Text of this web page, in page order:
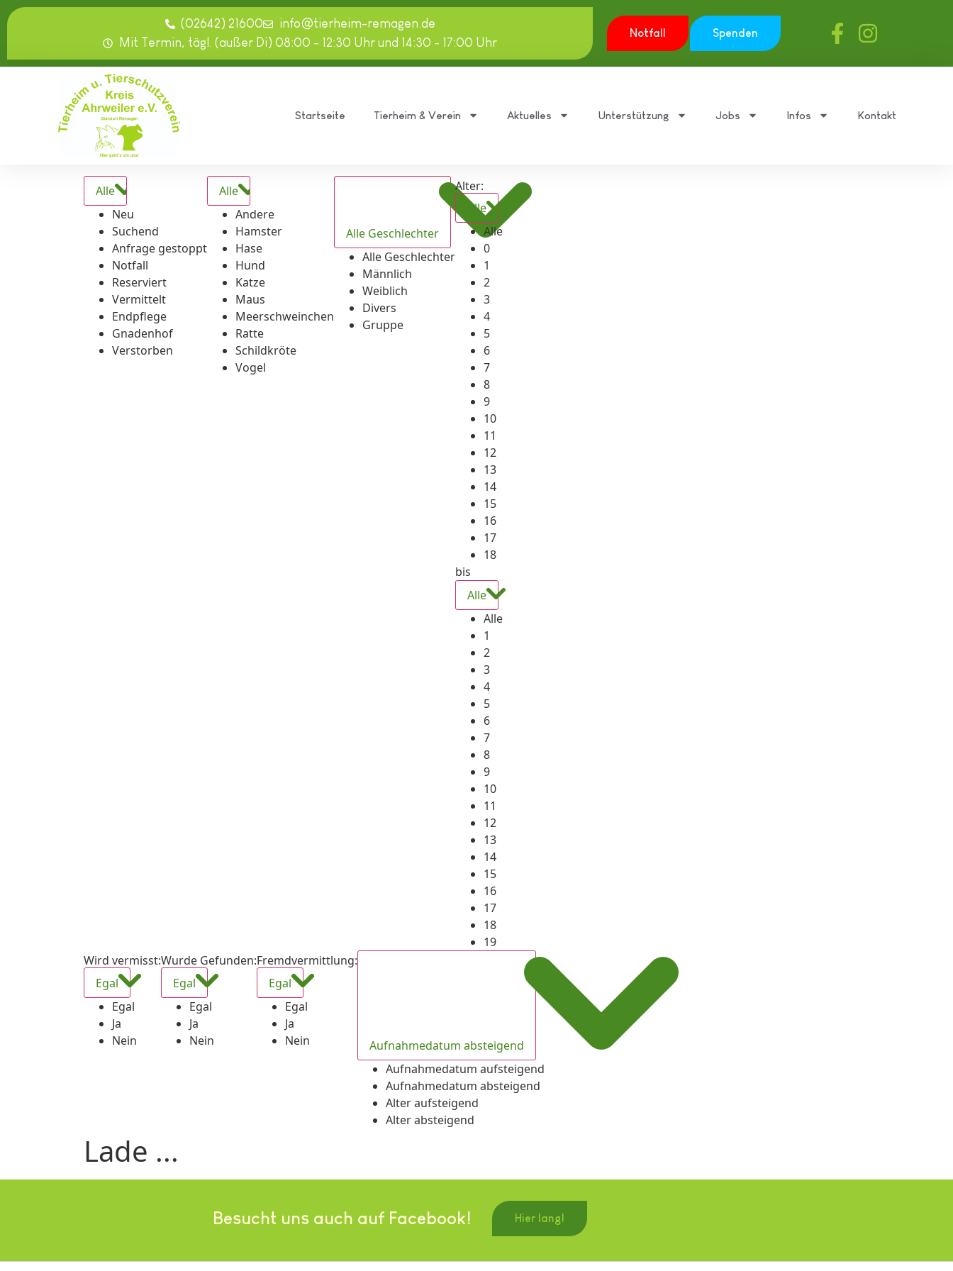
springen
(02642) 21600
info@tierheim-remagen.de
Mit Termin, tägl. (außer Di) 08:00 - 12:30 Uhr und 14:30 - 17:00 Uhr
Notfall Spenden
Startseite Tierheim & Verein Aktuelles Unterstützung Jobs Infos Kontakt
Alle
Neu
Suchend
Anfrage gestoppt
Notfall
Reserviert
Vermittelt
Endpflege
Gnadenhof
Verstorben
Alle
Andere
Hamster
Hase
Hund
Katze
Maus
Meerschweinchen
Ratte
Schildkröte
Vogel
Alle Geschlechter
Alle Geschlechter
Männlich
Weiblich
Divers
Gruppe
Alter:
Alle
Alle
0
1
2
3
4
5
6
7
8
9
10
11
12
13
14
15
16
17
18
bis
Alle
Alle
1
2
3
4
5
6
7
8
9
10
11
12
13
14
15
16
17
18
19
Wird vermisst:
Egal
Egal
Ja
Nein
Wurde Gefunden:
Egal
Egal
Ja
Nein
Fremdvermittlung:
Egal
Egal
Ja
Nein
Aufnahmedatum absteigend
Aufnahmedatum aufsteigend
Aufnahmedatum absteigend
Alter aufsteigend
Alter absteigend
Lade ...
Besucht uns auch auf Facebook! Hier lang!